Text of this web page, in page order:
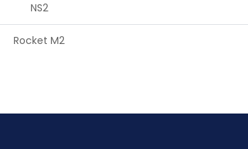
NS2
Rocket M2